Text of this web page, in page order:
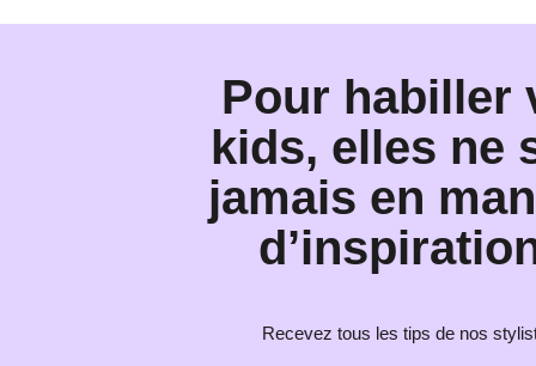
Pour habiller
kids, elles ne
jamais en
Recevez tous les tips de nos